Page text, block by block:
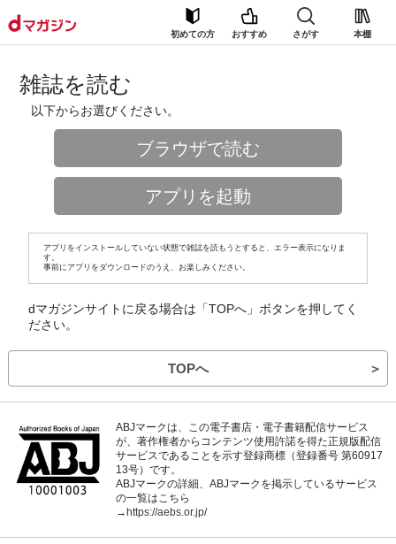
初めての方 おすすめ さがす 本棚
雑誌を読む
以下からお選びください。
ブラウザで読む
アプリを起動
アプリをインストールしていない状態で雑誌を読もうとすると、エラー表示になりま
す。
事前にアプリをダウンロードのうえ、お楽しみください。
dマガジンサイトに戻る場合は「TOPへ」ボタンを押してく
ださい。
TOPへ ＞
ABJマークは、この電子書店・電子書籍配信サービス
が、著作権者からコンテンツ使用許諾を得た正規版配信
サービスであることを示す登録商標（登録番号 第60917
13号）です。
ABJマークの詳細、ABJマークを掲示しているサービス
の一覧はこちら
→https://aebs.or.jp/